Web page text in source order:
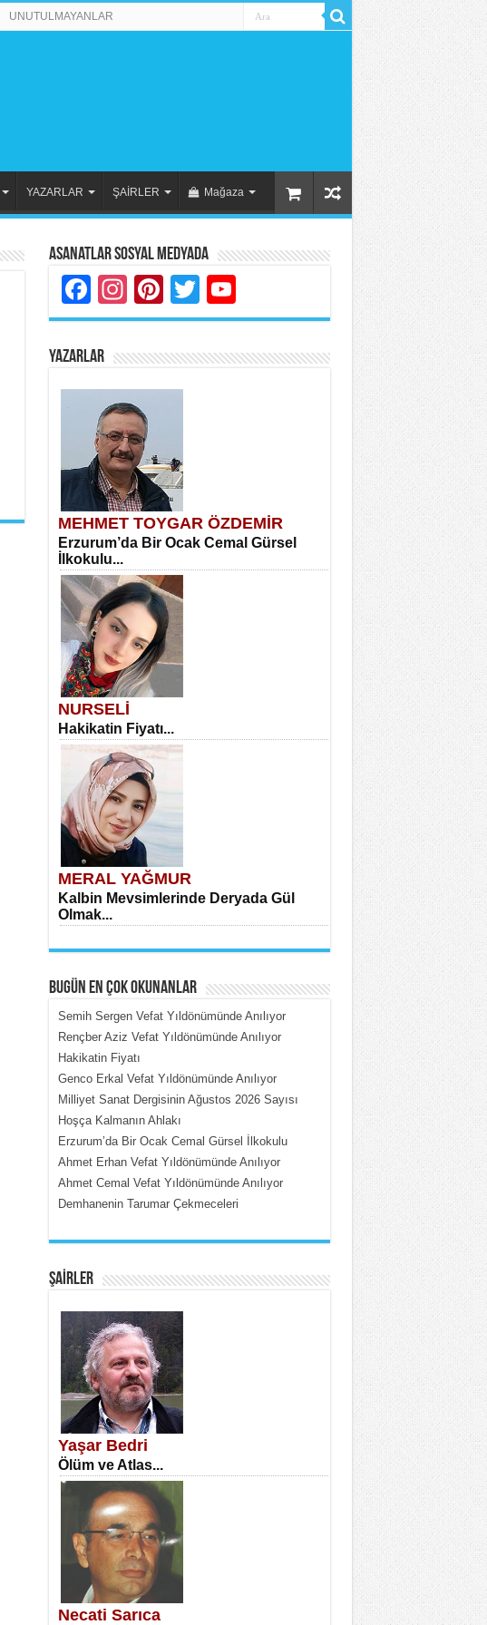
UNUTULMAYANLAR
YAZARLAR ŞAİRLER Mağaza
Asanatlar Sosyal Medyada
Facebook
Instagram
Pinterest
Twitter
YAZARLAR
MEHMET TOYGAR ÖZDEMİR
Erzurum’da Bir Ocak Cemal Gürsel
İlkokulu...
NURSELİ
Hakikatin Fiyatı...
MERAL YAĞMUR
Kalbin Mevsimlerinde Deryada Gül
Olmak...
MEHMET ÇOBAN
İçerdeki Put Dışardaki Maskeler...
SATILMIŞ ÜMİT ÇETİNKAYA
Erkenlik...
NECLA DİLEK ARSLAN
Öğretmenler Günü Mahkemesi...
BUGÜN EN ÇOK OKUNANLAR
Semih Sergen Vefat Yıldönümünde Anılıyor
Rençber Aziz Vefat Yıldönümünde Anılıyor
Hakikatin Fiyatı
Genco Erkal Vefat Yıldönümünde Anılıyor
Milliyet Sanat Dergisinin Ağustos 2026 Sayısı
Hoşça Kalmanın Ahlakı
Erzurum’da Bir Ocak Cemal Gürsel İlkokulu
Ahmet Erhan Vefat Yıldönümünde Anılıyor
Ahmet Cemal Vefat Yıldönümünde Anılıyor
Demhanenin Tarumar Çekmeceleri
ŞAİRLER
Yaşar Bedri
Ölüm ve Atlas...
Necati Sarıca